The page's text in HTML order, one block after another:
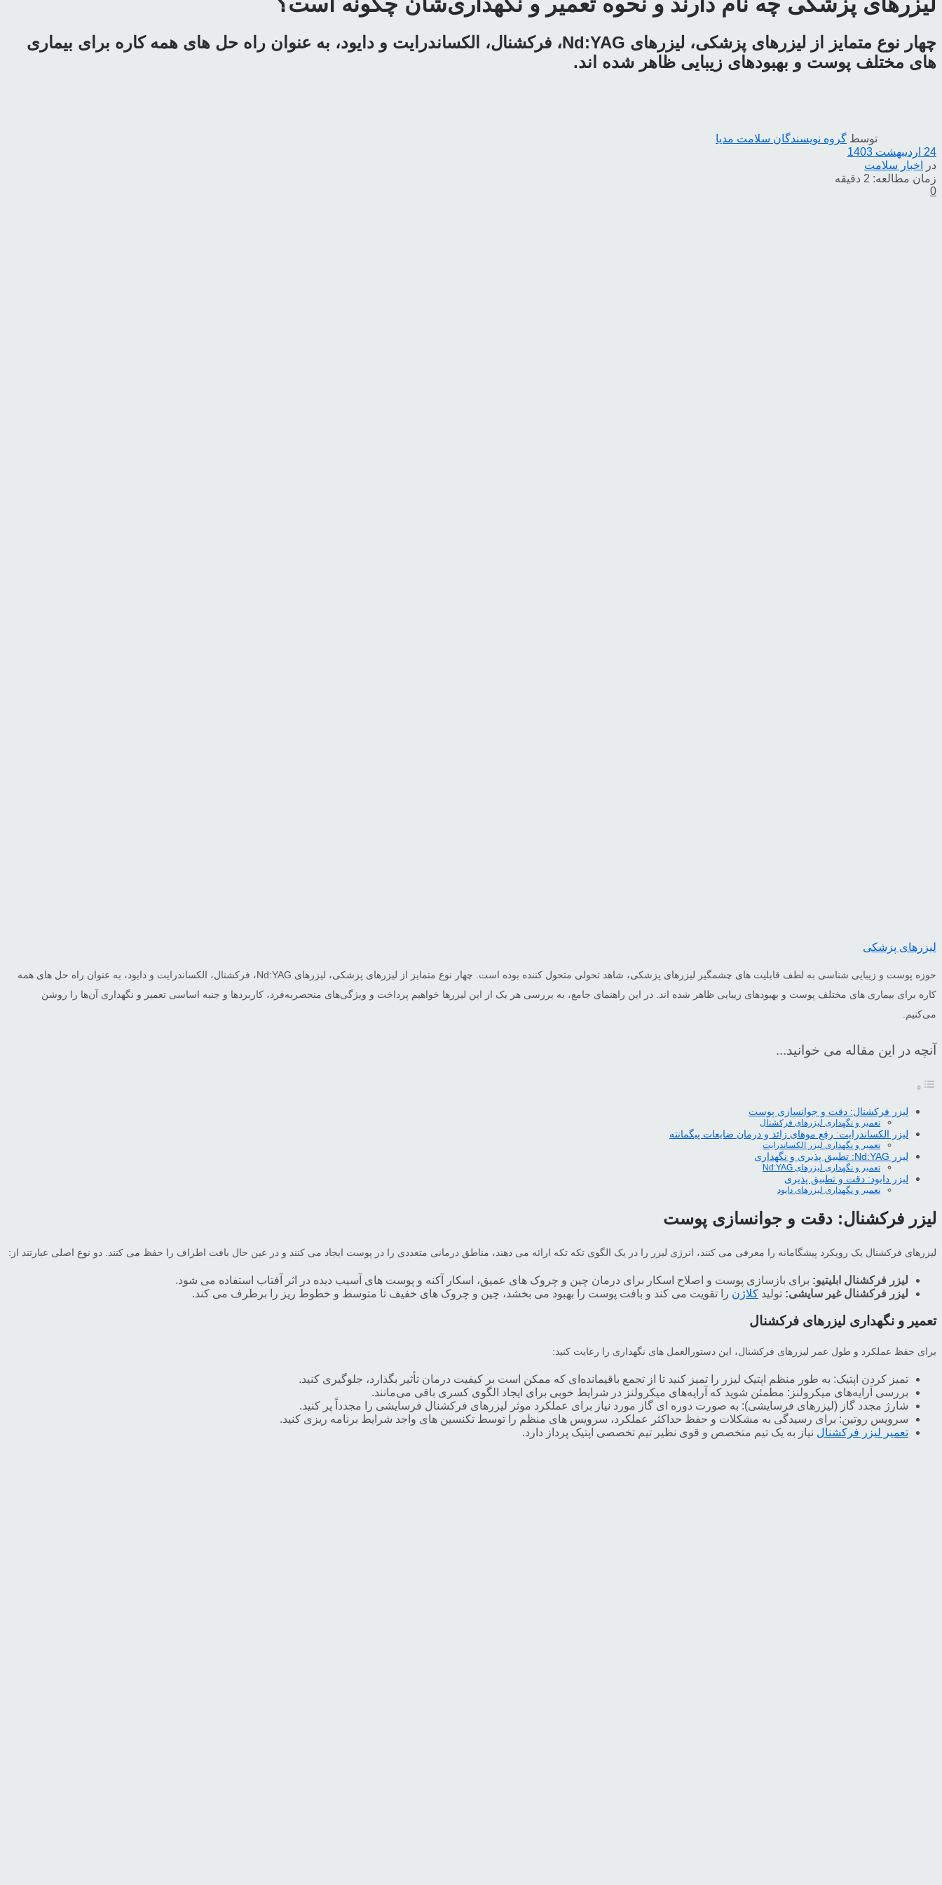
چهار نوع متمایز از لیزرهای پزشکی، لیزرهای Nd:YAG، فرکشنال، الکساندرایت و دایود، به عنوان راه حل های همه کاره برای بیماری
های مختلف پوست و بهبودهای زیبایی ظاهر شده اند.
توسط گروه نویسندگان سلامت مدیا
24 اردیبهشت 1403
در
اخبار سلامت
زمان مطالعه: 2 دقیقه
0
لیزرهای پزشکی
حوزه پوست و زیبایی شناسی به لطف قابلیت های چشمگیر لیزرهای پزشکی، شاهد تحولی متحول کننده بوده است. چهار نوع متمایز از لیزرهای پزشکی، لیزرهای Nd:YAG، فرکشنال، الکساندرایت و دایود، به عنوان راه حل های همه
کاره برای بیماری های مختلف پوست و بهبودهای زیبایی ظاهر شده اند. در این راهنمای جامع، به بررسی هر یک از این لیزرها خواهیم پرداخت و ویژگی‌های منحصربه‌فرد، کاربردها و جنبه اساسی تعمیر و نگهداری آن‌ها را روشن
می‌کنیم.
آنچه در این مقاله می خوانید...
لیزر فرکشنال: دقت و جوانسازی پوست
تعمیر و نگهداری لیزرهای فرکشنال
لیزر الکساندرایت: رفع موهای زائد و درمان ضایعات پیگمانته
تعمیر و نگهداری لیزر الکساندرایت
لیزر Nd:YAG: تطبیق پذیری و نگهداری
تعمیر و نگهداری لیزرهای Nd:YAG
لیزر دایود: دقت و تطبیق پذیری
تعمیر و نگهداری لیزرهای دایود
لیزر فرکشنال: دقت و جوانسازی پوست
لیزرهای فرکشنال یک رویکرد پیشگامانه را معرفی می کنند، انرژی لیزر را در یک الگوی تکه تکه ارائه می دهند، مناطق درمانی متعددی را در پوست ایجاد می کنند و در عین حال بافت اطراف را حفظ می کنند. دو نوع اصلی عبارتند از:
لیزر فرکشنال ابلیتیو: برای بازسازی پوست و اصلاح اسکار برای درمان چین و چروک های عمیق، اسکار آکنه و پوست های آسیب دیده در اثر آفتاب استفاده می شود.
لیزر فرکشنال غیر سایشی: تولید کلاژن را تقویت می کند و بافت پوست را بهبود می بخشد، چین و چروک های خفیف تا متوسط و خطوط ریز را برطرف می کند.
تعمیر و نگهداری لیزرهای فرکشنال
برای حفظ عملکرد و طول عمر لیزرهای فرکشنال، این دستورالعمل های نگهداری را رعایت کنید:
تمیز کردن اپتیک: به طور منظم اپتیک لیزر را تمیز کنید تا از تجمع باقیمانده‌ای که ممکن است بر کیفیت درمان تأثیر بگذارد، جلوگیری کنید.
بررسی آرایه‌های میکرولنز: مطمئن شوید که آرایه‌های میکرولنز در شرایط خوبی برای ایجاد الگوی کسری باقی می‌مانند.
شارژ مجدد گاز (لیزرهای فرسایشی): به صورت دوره ای گاز مورد نیاز برای عملکرد موثر لیزرهای فرکشنال فرسایشی را مجدداً پر کنید.
سرویس روتین: برای رسیدگی به مشکلات و حفظ حداکثر عملکرد، سرویس های منظم را توسط تکنسین های واجد شرایط برنامه ریزی کنید.
تعمیر لیزر فرکشنال نیاز به یک تیم متخصص و قوی نظیر تیم تخصصی اپتیک پرداز دارد.